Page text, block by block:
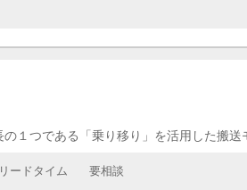
１つである「乗り移り」を活用した搬送
リードタイム 要相談